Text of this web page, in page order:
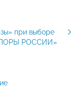
при выборе
РОССИИ»